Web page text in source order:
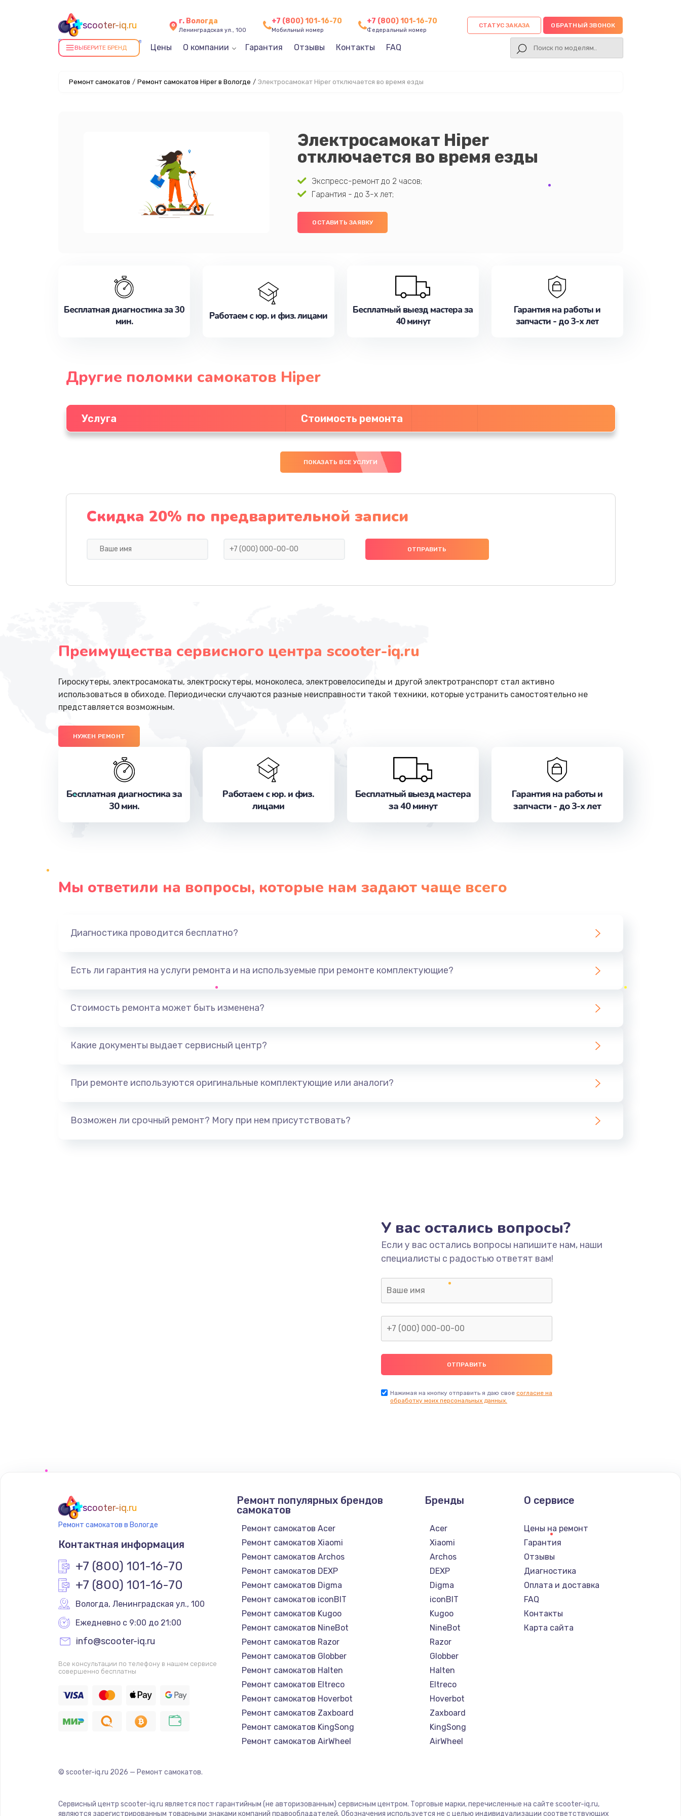
scooter-iq.ru
Ремонт самокатов в Вологде
г. Вологда
Ленинградская ул., 100
+7 (800) 101-16-70
Мобильный номер
+7 (800) 101-16-70
Федеральный номер
СТАТУС ЗАКАЗА ОБРАТНЫЙ ЗВОНОК
ВЫБЕРИТЕ БРЕНД Цены О компании Гарантия Отзывы Контакты FAQ
Ремонт самокатов / Ремонт самокатов Hiper в Вологде / Электросамокат Hiper отключается во время езды
Электросамокат Hiper
отключается во время езды
Экспресс-ремонт до 2 часов;
Гарантия - до 3-х лет;
ОСТАВИТЬ ЗАЯВКУ
Бесплатная диагностика за 30
мин.
Работаем с юр. и физ. лицами
Бесплатный выезд мастера за
40 минут
Гарантия на работы и
запчасти - до 3-х лет
Другие поломки самокатов Hiper
Услуга Стоимость ремонта
ПОКАЗАТЬ ВСЕ УСЛУГИ
Скидка 20% по предварительной записи
Преимущества сервисного центра scooter-iq.ru
Гироскутеры, электросамокаты, электроскутеры, моноколеса, электровелосипеды и другой электротранспорт стал активно
использоваться в обиходе. Периодически случаются разные неисправности такой техники, которые устранить самостоятельно не
представляется возможным.
НУЖЕН РЕМОНТ
Бесплатная диагностика за
30 мин.
Работаем с юр. и физ.
лицами
Бесплатный выезд мастера
за 40 минут
Гарантия на работы и
запчасти - до 3-х лет
Мы ответили на вопросы, которые нам задают чаще всего
Диагностика проводится бесплатно?
Есть ли гарантия на услуги ремонта и на используемые при ремонте комплектующие?
Стоимость ремонта может быть изменена?
Какие документы выдает сервисный центр?
При ремонте используются оригинальные комплектующие или аналоги?
Возможен ли срочный ремонт? Могу при нем присутствовать?
У вас остались вопросы?
Если у вас остались вопросы напишите нам, наши
специалисты с радостью ответят вам!
Нажимая на кнопку отправить я даю свое согласие на
обработку моих персональных данных.
scooter-iq.ru
Ремонт самокатов в Вологде
Контактная информация
+7 (800) 101-16-70
+7 (800) 101-16-70
Вологда, Ленинградская ул., 100
Ежедневно с 9:00 до 21:00
info@scooter-iq.ru
Все консультации по телефону в нашем сервисе
совершенно бесплатны
Ремонт популярных брендов
самокатов
Ремонт самокатов Acer
Ремонт самокатов Xiaomi
Ремонт самокатов Archos
Ремонт самокатов DEXP
Ремонт самокатов Digma
Ремонт самокатов iconBIT
Ремонт самокатов Kugoo
Ремонт самокатов NineBot
Ремонт самокатов Razor
Ремонт самокатов Globber
Ремонт самокатов Halten
Ремонт самокатов Eltreco
Ремонт самокатов Hoverbot
Ремонт самокатов Zaxboard
Ремонт самокатов KingSong
Ремонт самокатов AirWheel
Ремонт самокатов Minimotors
Бренды
Acer
Xiaomi
Archos
DEXP
Digma
iconBIT
Kugoo
NineBot
Razor
Globber
Halten
Eltreco
Hoverbot
Zaxboard
KingSong
AirWheel
Minimotors
О сервисе
Цены на ремонт
Гарантия
Отзывы
Диагностика
Оплата и доставка
FAQ
Контакты
Карта сайта
© scooter-iq.ru 2026 — Ремонт самокатов.
Сервисный центр scooter-iq.ru является пост гарантийным (не авторизованным) сервисным центром. Торговые марки, перечисленные на сайте scooter-iq.ru,
являются зарегистрированным товарными знаками компаний правообладателей. Обозначения используется не с целью индивидуализации соответствующих